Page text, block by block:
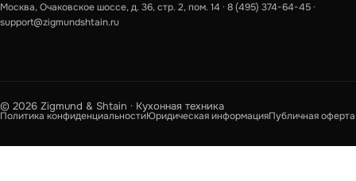
Москва, Очаковское шоссе, д. 36, стр. 2, пом. 14 · 8 (495) 374-64-45 ·
support@zigmundshtain.ru
© 2026 Zigmund & Shtain · Кухонная техника
Политика конфиденциальностиЮридическая информацияПубличная оферта